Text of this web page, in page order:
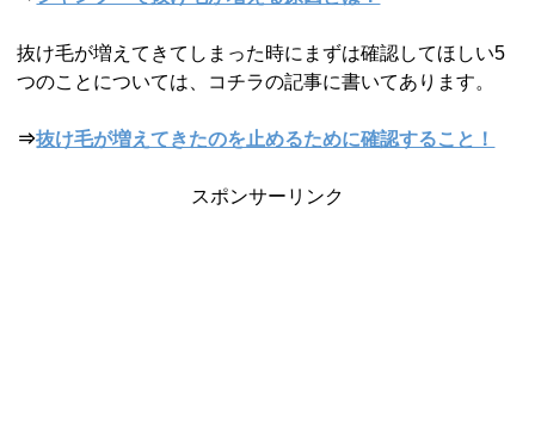
抜け毛が増えてきてしまった時にまずは確認してほしい5
つのことについては、コチラの記事に書いてあります。
⇒抜け毛が増えてきたのを止めるために確認すること！
スポンサーリンク